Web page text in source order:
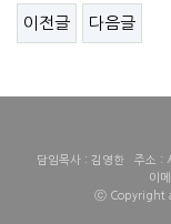
이전글 다음글
담임목사 : 김영한 주소 :
이
ⓒ Copyright